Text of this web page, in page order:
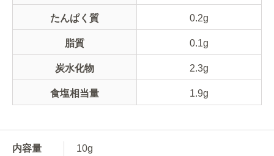
たんぱく質 0.2g
脂質 0.1g
炭水化物 2.3g
食塩相当量 1.9g
内容量 10g